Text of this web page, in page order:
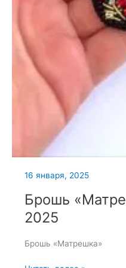
16 января, 2025
Брошь
2025
Брошь «Матрешка»